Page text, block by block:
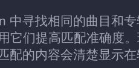
中寻找相同的曲目和
它们提高匹配准确度
配的内容会清楚显示